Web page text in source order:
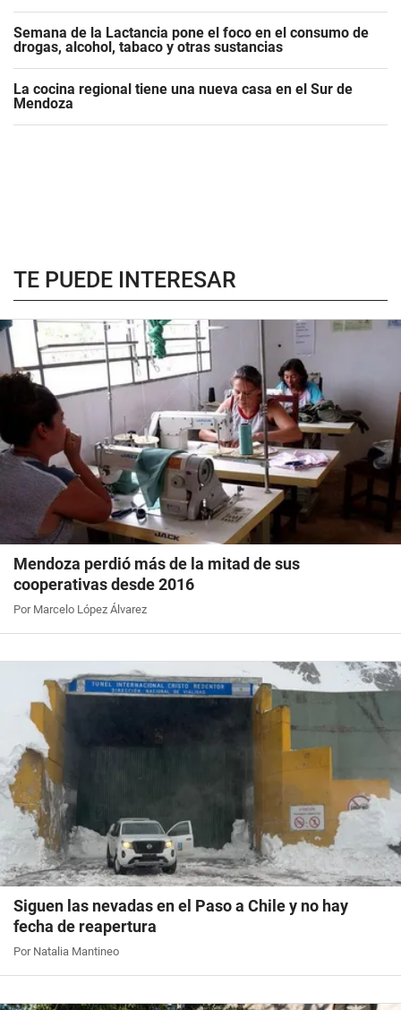
Semana de la Lactancia pone el foco en el consumo de
drogas, alcohol, tabaco y otras sustancias
La cocina regional tiene una nueva casa en el Sur de
Mendoza
TE PUEDE INTERESAR
Mendoza perdió más de la mitad de sus
cooperativas desde 2016
Por Marcelo López Álvarez
Siguen las nevadas en el Paso a Chile y no hay
fecha de reapertura
Por Natalia Mantineo